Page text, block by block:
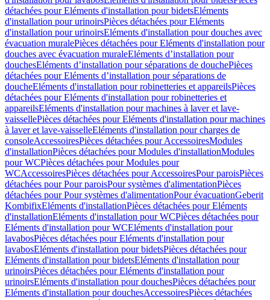
détachées pour Eléments d'installation pour bidetsEléments
d'installation pour urinoirsPièces détachées pour Eléments
d'installation pour urinoirsEléments d'installation pour douches avec
évacuation muralePièces détachées pour Eléments d'installation pour
douches avec évacuation muraleEléments d’installation pour
douchesEléments d’installation pour séparations de douchePièces
détachées pour Eléments d’installation pour séparations de
doucheEléments d'installation pour robinetteries et appareilsPièces
détachées pour Eléments d'installation pour robinetteries et
appareilsEléments d'installation pour machines à laver et lave-
vaissellePièces détachées pour Eléments d'installation pour machines
à laver et lave-vaisselleEléments d'installation pour charges de
consoleAccessoiresPièces détachées pour AccessoiresModules
d'installationPièces détachées pour Modules d'installationModules
pour WCPièces détachées pour Modules pour
WCAccessoiresPièces détachées pour AccessoiresPour paroisPièces
détachées pour Pour paroisPour systèmes d'alimentationPièces
détachées pour Pour systèmes d'alimentationPour évacuationGeberit
KombifixEléments d'installationPièces détachées pour Eléments
d'installationEléments d'installation pour WCPièces détachées pour
Eléments d'installation pour WCEléments d'installation pour
lavabosPièces détachées pour Eléments d'installation pour
lavabosEléments d'installation pour bidetsPièces détachées pour
Eléments d'installation pour bidetsEléments d'installation pour
urinoirsPièces détachées pour Eléments d'installation pour
urinoirsEléments d'installation pour douchesPièces détachées pour
Eléments d'installation pour douchesAccessoiresPièces détachées